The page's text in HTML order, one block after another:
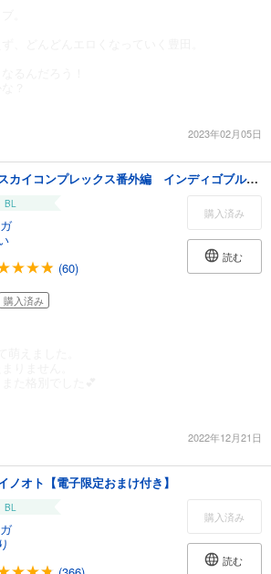
2023年02月05日
ブルースカイコンプレックス番外編 インディゴブルーのグラデーション 2
BL
(60)
購入済み
読む
購入済み
2022年12月21日
ノオト【電子限定おまけ付き】
BL
購入済み
読む